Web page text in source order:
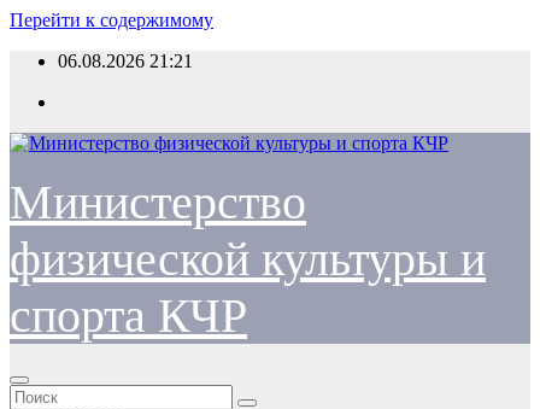
Перейти к содержимому
06.08.2026 21:21
Министерство
физической культуры и
спорта КЧР